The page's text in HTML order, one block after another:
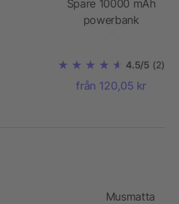
Spare 10000 mAh
powerbank
4.5/5 (2)
från 120,05 kr
Musmatta